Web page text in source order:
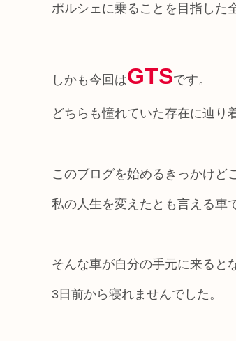
ポルシェに乗ることを目指した
しかも今回はGTSです。
どちらも憧れていた存在に辿り
このブログを始めるきっかけど
私の人生を変えたとも言える車
そんな車が自分の手元に来ると
3日前から寝れませんでした。